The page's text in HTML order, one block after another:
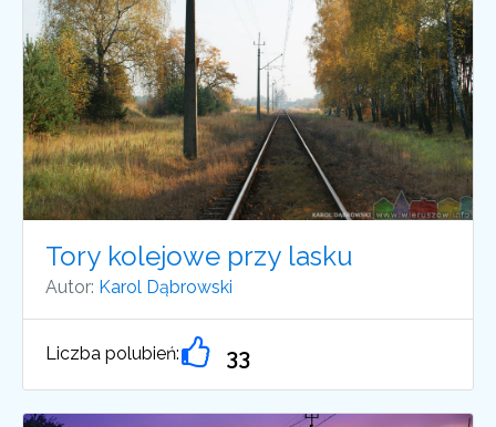
Tory kolejowe przy lasku
Autor: Karol Dąbrowski
Liczba polubień: 33